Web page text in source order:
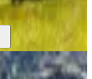
562 M²